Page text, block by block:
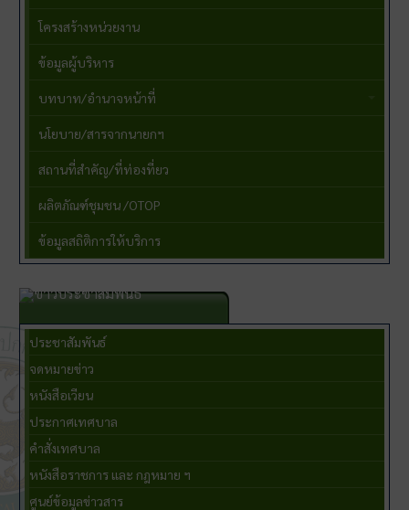
โครงสร้างหน่วยงาน
ข้อมูลผู้บริหาร
บทบาท/อำนาจหน้าที่
นโยบาย/สารจากนายกฯ
สถานที่สำคัญ/ที่ท่องที่ยว
ผลิตภัณฑ์ชุมชน /OTOP
ข้อมูลสถิติการให้บริการ
ข่าวประชาสัมพันธ์
ประชาสัมพันธ์
จดหมายข่าว
หนังสือเวียน
ประกาศเทศบาล
คำสั่งเทศบาล
หนังสือราชการ และ กฎหมาย ฯ
ศูนย์ข้อมูลข่าวสาร